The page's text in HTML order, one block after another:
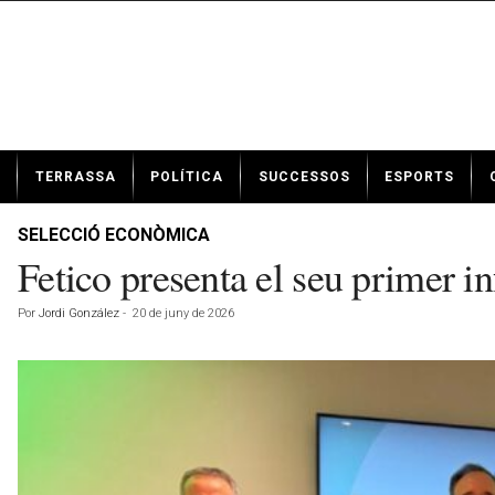
t
TERRASSA POLÍTICA SUCCESSOS ESPORTS
SELECCIÓ ECONÒMICA
Fetico presenta el seu primer
Por Jordi González - 20 de juny de 2026